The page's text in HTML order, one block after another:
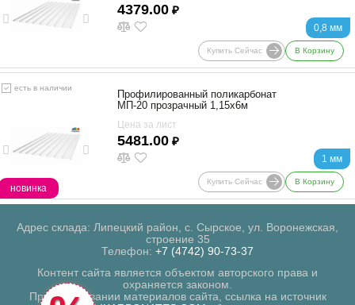
0,8 мм
4379.00 ₽
Купить Сейчас В Корзину
есть в наличии
новинка
1 мм
Профилированный поликарбонат
МП-20 прозрачный 1,15х6м
Цена за лист
5481.00 ₽
Купить Сейчас В Корзину
Адрес склада: Липецкий район, с. Сырское, ул. Воронежская,
строение 35
Телефон: +7 (4742) 90-73-37
Контент сайта является объектом авторского права и
охраняется законом.
При копировании материалов сайта, ссылка на источник